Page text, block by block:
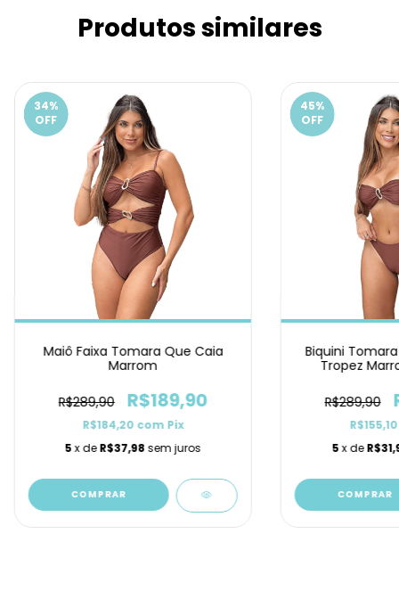
Produtos similares
34%
OFF
Maiô Faixa Tomara Que Caia
Marrom
R$289,90 R$189,90
R$184,20 com Pix
5 x deR$37,98 sem juros
COMPRAR
45%
OFF
Biquini
Tropez
R$289,90
5 x de
COMPRAR